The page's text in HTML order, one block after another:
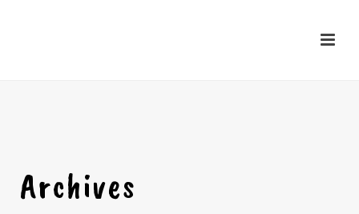
Archives